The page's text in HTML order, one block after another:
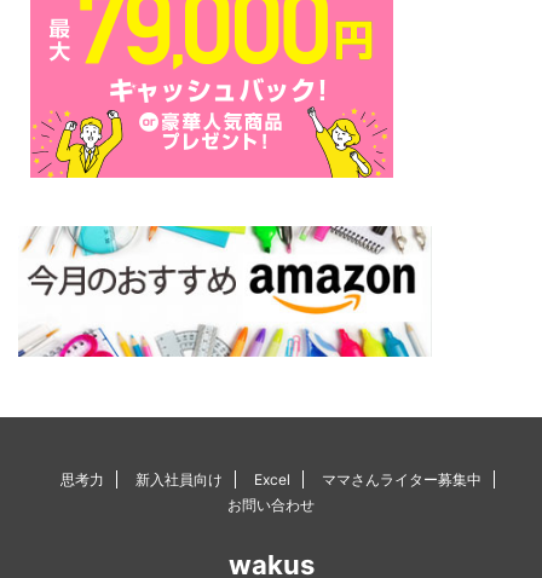
思考力 新入社員向け Excel
ママさんライター募集中
お問い合わせ
wakus